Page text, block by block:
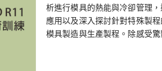
析進行模具的熱能與冷卻管理
應用以及深入探討針對特殊製
模具製造與生產製程。除感受